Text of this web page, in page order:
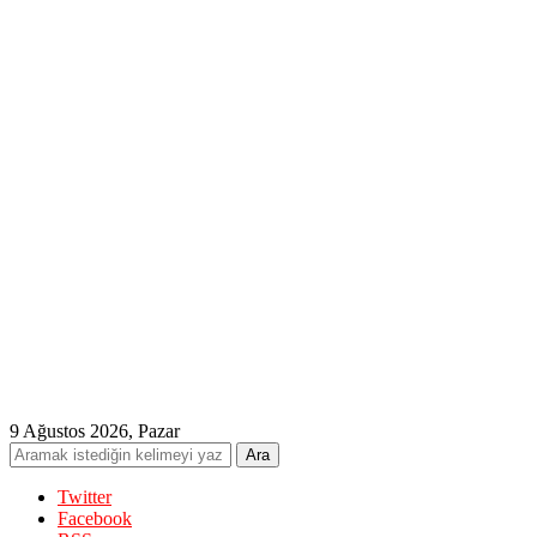
9 Ağustos 2026, Pazar
Twitter
Facebook